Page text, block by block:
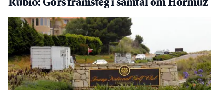
Rubio: Görs framsteg i samtal om Hormuz